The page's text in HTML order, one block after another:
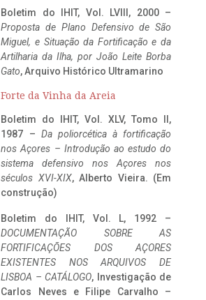
Boletim do IHIT, Vol. LVIII, 2000 –
Proposta de Plano Defensivo de São
Miguel, e Situação da Fortificação e da
Artilharia da Ilha, por João Leite Borba
Gato, Arquivo Histórico Ultramarino
Forte da Vinha da Areia
Boletim do IHIT, Vol. XLV, Tomo II,
1987 – Da poliorcética à fortificação
nos Açores – Introdução ao estudo do
sistema defensivo nos Açores nos
séculos XVI-XIX, Alberto Vieira. (Em
construção)
Boletim do IHIT, Vol. L, 1992 –
DOCUMENTAÇÃO SOBRE AS
FORTIFICAÇÕES DOS AÇORES
EXISTENTES NOS ARQUIVOS DE
LISBOA – CATÁLOGO, Investigação de
Carlos Neves e Filipe Carvalho –